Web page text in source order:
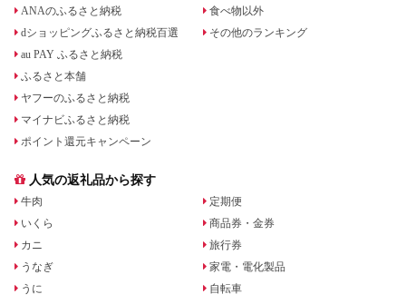
ANAのふるさと納税
dショッピングふるさと納税百選
au PAY ふるさと納税
ふるさと本舗
ヤフーのふるさと納税
マイナビふるさと納税
ポイント還元キャンペーン
食べ物以外
その他のランキング
人気の返礼品から探す
牛肉
いくら
カニ
うなぎ
うに
定期便
商品券・金券
旅行券
家電・電化製品
自転車